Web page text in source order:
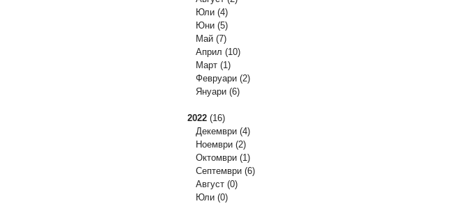
Юли (4)
Юни (5)
Май (7)
Април (10)
Март (1)
Февруари (2)
Януари (6)
2022 (16)
Декември (4)
Ноември (2)
Октомври (1)
Септември (6)
Август (0)
Юли (0)